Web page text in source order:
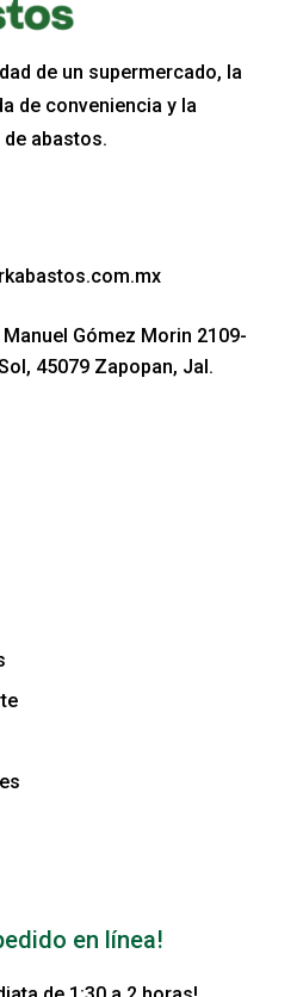
de un supermercado, la
de conveniencia y la
abastos.
Gómez Morin 2109-
45079 Zapopan, Jal.
en línea!